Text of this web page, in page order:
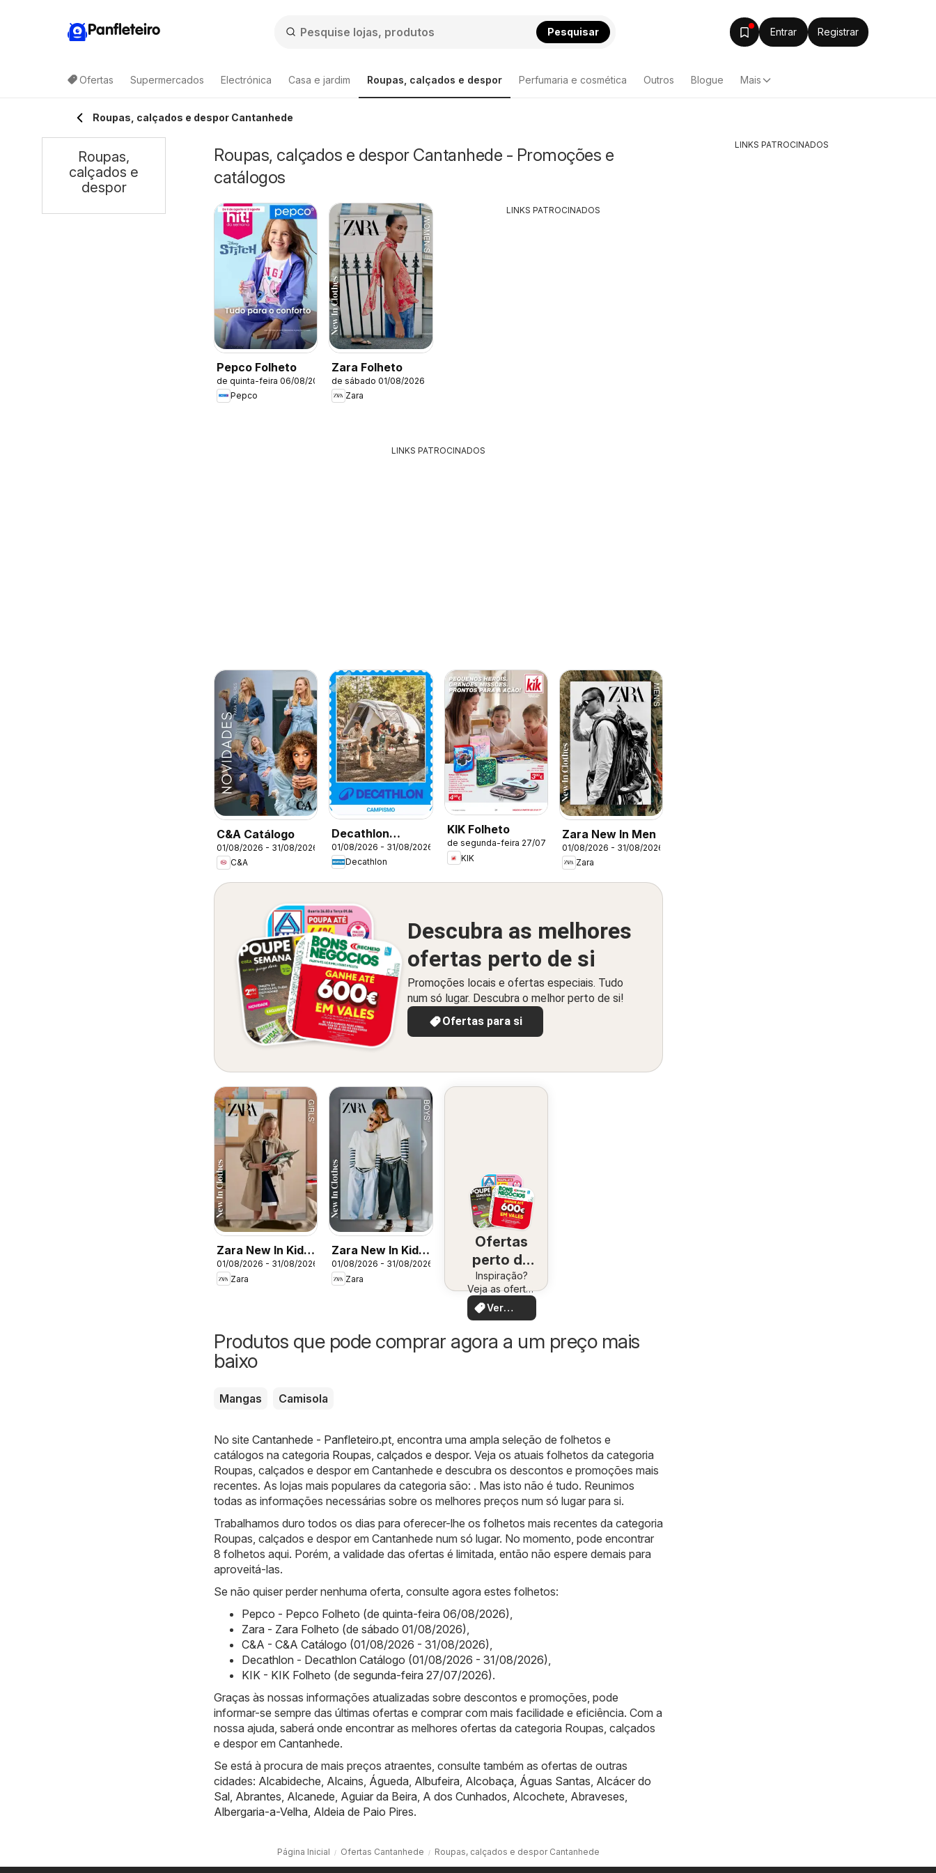
Panfleteiro Pesquisar Entrar Registrar
Ofertas Supermercados Electrónica Casa e jardim Roupas, calçados e despor Perfumaria e cosmética Outros Blogue Mais
Roupas, calçados e despor Cantanhede
Roupas, calçados e despor Cantanhede - Promoções e
catálogos
Pepco Folheto
de quinta-feira 06/08/2026
Pepco
Zara Folheto
de sábado 01/08/2026
Zara
LINKS PATROCINADOS
LINKS PATROCINADOS
C&A Catálogo
01/08/2026 - 31/08/2026
C&A
Decathlon
Catálogo
01/08/2026 - 31/08/2026
Decathlon
KIK Folheto
de segunda-feira 27/07/2026
KIK
Zara New In Men
01/08/2026 - 31/08/2026
Zara
Descubra as melhores
ofertas perto de si
Promoções locais e ofertas especiais. Tudo
num só lugar. Descubra o melhor perto de si!
Ofertas para si
Zara New In Kids
- Girls
01/08/2026 - 31/08/2026
Zara
Zara New In Kids
- Boys
01/08/2026 - 31/08/2026
Zara
Ofertas
perto de
você
Inspiração?
Veja as ofertas
perto de você!
Ver
ofertas
Produtos que pode comprar agora a um preço mais
baixo
Mangas Camisola
No site Cantanhede - Panfleteiro.pt, encontra uma ampla seleção de folhetos e
catálogos na categoria Roupas, calçados e despor. Veja os atuais folhetos da categoria
Roupas, calçados e despor em Cantanhede e descubra os descontos e promoções mais
recentes. As lojas mais populares da categoria são: . Mas isto não é tudo. Reunimos
todas as informações necessárias sobre os melhores preços num só lugar para si.
Trabalhamos duro todos os dias para oferecer-lhe os folhetos mais recentes da categoria
Roupas, calçados e despor em Cantanhede num só lugar. No momento, pode encontrar
8 folhetos aqui. Porém, a validade das ofertas é limitada, então não espere demais para
aproveitá-las.
Se não quiser perder nenhuma oferta, consulte agora estes folhetos:
Pepco - Pepco Folheto (de quinta-feira 06/08/2026),
Zara - Zara Folheto (de sábado 01/08/2026),
C&A - C&A Catálogo (01/08/2026 - 31/08/2026),
Decathlon - Decathlon Catálogo (01/08/2026 - 31/08/2026),
KIK - KIK Folheto (de segunda-feira 27/07/2026).
Graças às nossas informações atualizadas sobre descontos e promoções, pode
informar-se sempre das últimas ofertas e comprar com mais facilidade e eficiência. Com a
nossa ajuda, saberá onde encontrar as melhores ofertas da categoria Roupas, calçados
e despor em Cantanhede.
Se está à procura de mais preços atraentes, consulte também as ofertas de outras
cidades: Alcabideche, Alcains, Águeda, Albufeira, Alcobaça, Águas Santas, Alcácer do
Sal, Abrantes, Alcanede, Aguiar da Beira, A dos Cunhados, Alcochete, Abraveses,
Albergaria-a-Velha, Aldeia de Paio Pires.
Página Inicial Ofertas Cantanhede Roupas, calçados e despor Cantanhede
Roupas,
calçados e
despor
LINKS PATROCINADOS